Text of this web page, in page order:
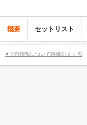
概要 セットリスト
▼公演情報について指摘/訂正する